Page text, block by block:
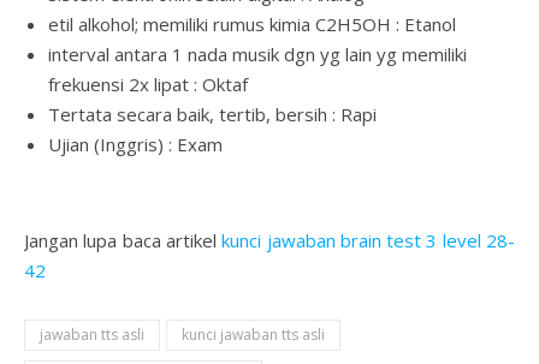
etil alkohol; memiliki rumus kimia C2H5OH : Etanol
interval antara 1 nada musik dgn yg lain yg memiliki
frekuensi 2x lipat : Oktaf
Tertata secara baik, tertib, bersih : Rapi
Ujian (Inggris) : Exam
Jangan lupa baca artikelkunci jawaban brain test 3 level 28-
42
jawaban tts asli
kunci jawaban tts asli